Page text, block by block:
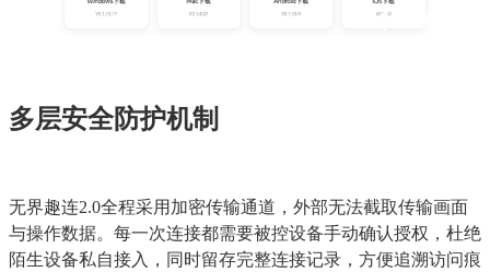
多层安全防护机制
无界趣连2.0全程采用加密传输通道，外部无法截取传输画面
与操作数据。每一次连接都需要被控设备手动确认授权，杜绝
陌生设备私自接入，同时留存完整连接记录，方便追溯访问痕